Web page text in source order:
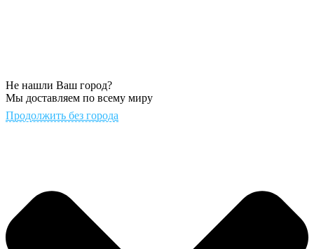
Не нашли Ваш город?
Мы доставляем по всему миру
Продолжить без города